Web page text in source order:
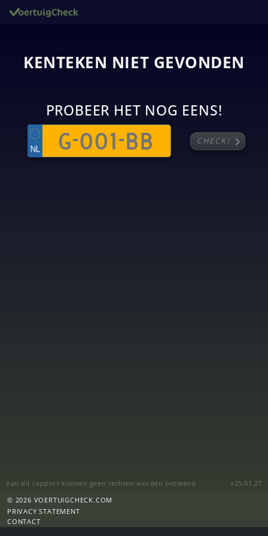
KENTEKEN NIET GEVONDEN
PROBEER HET NOG EENS!
CHECK! chevron_right
Aan dit rapport kunnen geen rechten worden ontleend
v25.01.27
© 2026 VOERTUIGCHECK.COM
PRIVACY STATEMENT
CONTACT